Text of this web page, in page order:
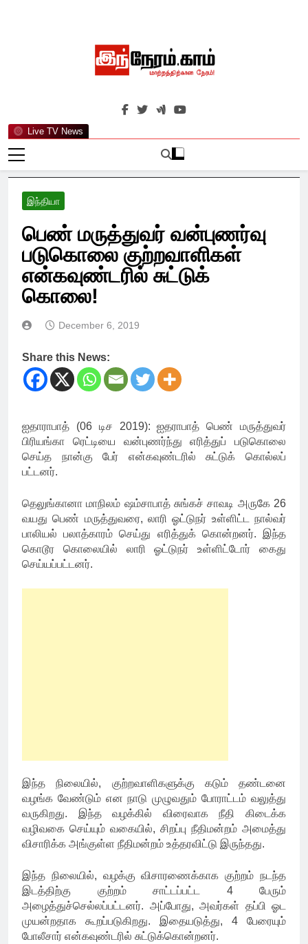
Live TV News
இந்நேரம்.காம்
செய்திகளுக்கு அப்பால்…
இந்தியா
பெண் மருத்துவர் வன்புணர்வு
படுகொலை குற்றவாளிகள்
என்கவுண்டரில் சுட்டுக்
கொலை!
December 6, 2019
Share this News:
ஐதாராபாத் (06 டிச 2019): ஐதராபாத் பெண் மருத்துவர்
பிரியங்கா ரெட்டியை வன்புணர்ந்து எரித்துப் படுகொலை
செய்த நான்கு பேர் என்கவுண்டரில் சுட்டுக் கொல்லப்
பட்டனர்.
தெலுங்கானா மாநிலம் ஷம்சாபாத் சுங்கச் சாவடி அருகே 26
வயது பெண் மருத்துவரை, லாரி ஓட்டுநர் உள்ளிட்ட நால்வர்
பாலியல் பலாத்காரம் செய்து எரித்துக் கொன்றனர். இந்த
கொடூர கொலையில் லாரி ஓட்டுநர் உள்ளிட்டோர் கைது
செய்யப்பட்டனர்.
இந்த நிலையில், குற்றவாளிகளுக்கு கடும் தண்டனை
வழங்க வேண்டும் என நாடு முழுவதும் போராட்டம் வலுத்து
வருகிறது. இந்த வழக்கில் விரைவாக நீதி கிடைக்க
வழிவகை செய்யும் வகையில், சிறப்பு நீதிமன்றம் அமைத்து
விசாரிக்க அங்குள்ள நீதிமன்றம் உத்தரவிட்டு இருந்தது.
இந்த நிலையில், வழக்கு விசாரணைக்காக குற்றம் நடந்த
இடத்திற்கு குற்றம் சாட்டப்பட்ட 4 பேரும்
அழைத்துச்செல்லப்பட்டனர். அப்போது, அவர்கள் தப்பி ஓட
முயன்றதாக கூறப்படுகிறது. இதையடுத்து, 4 பேரையும்
போலீசார் என்கவுண்டரில் சுட்டுக்கொன்றனர்.